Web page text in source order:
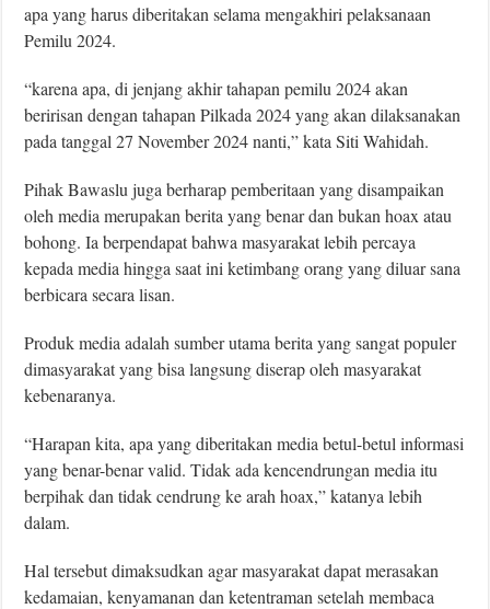
apa yang harus diberitakan selama mengakhiri pelaksanaan
Pemilu 2024.
“karena apa, di jenjang akhir tahapan pemilu 2024 akan
beririsan dengan tahapan Pilkada 2024 yang akan dilaksanakan
pada tanggal 27 November 2024 nanti,” kata Siti Wahidah.
Pihak Bawaslu juga berharap pemberitaan yang disampaikan
oleh media merupakan berita yang benar dan bukan hoax atau
bohong. Ia berpendapat bahwa masyarakat lebih percaya
kepada media hingga saat ini ketimbang orang yang diluar sana
berbicara secara lisan.
Produk media adalah sumber utama berita yang sangat populer
dimasyarakat yang bisa langsung diserap oleh masyarakat
kebenaranya.
“Harapan kita, apa yang diberitakan media betul-betul informasi
yang benar-benar valid. Tidak ada kencendrungan media itu
berpihak dan tidak cendrung ke arah hoax,” katanya lebih
dalam.
Hal tersebut dimaksudkan agar masyarakat dapat merasakan
kedamaian, kenyamanan dan ketentraman setelah membaca